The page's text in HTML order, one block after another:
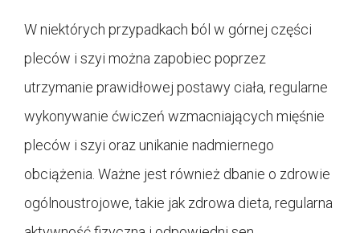
W niektórych przypadkach ból w górnej części
pleców i szyi można zapobiec poprzez
utrzymanie prawidłowej postawy ciała, regularne
wykonywanie ćwiczeń wzmacniających mięśnie
pleców i szyi oraz unikanie nadmiernego
obciążenia. Ważne jest również dbanie o zdrowie
ogólnoustrojowe, takie jak zdrowa dieta, regularna